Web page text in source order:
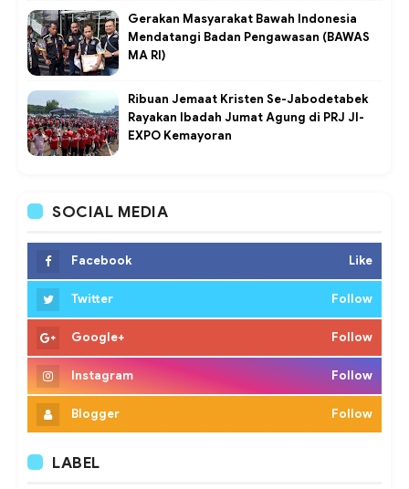
Gerakan Masyarakat Bawah Indonesia
Mendatangi Badan Pengawasan (BAWAS
MA RI)
Ribuan Jemaat Kristen Se-Jabodetabek
Rayakan Ibadah Jumat Agung di PRJ JI-
EXPO Kemayoran
SOCIAL MEDIA
Facebook Like
Twitter Follow
Google+ Follow
Instagram Follow
Blogger Follow
LABEL